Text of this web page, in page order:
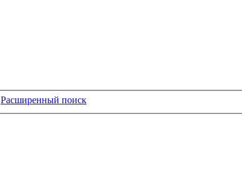
Расширенный поиск